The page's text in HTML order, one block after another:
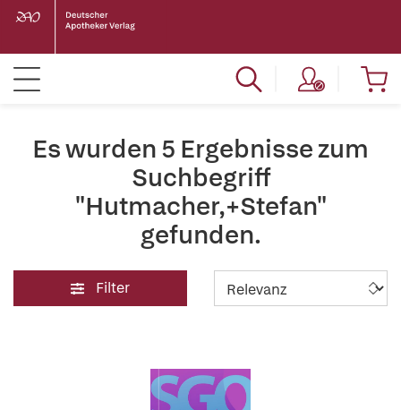
Es wurden 5 Ergebnisse zum
Suchbegriff
"Hutmacher,+Stefan"
gefunden.
Filter